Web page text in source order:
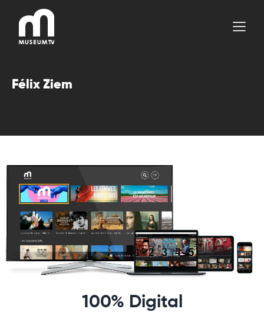
contenu
Félix Ziem
100% Digital